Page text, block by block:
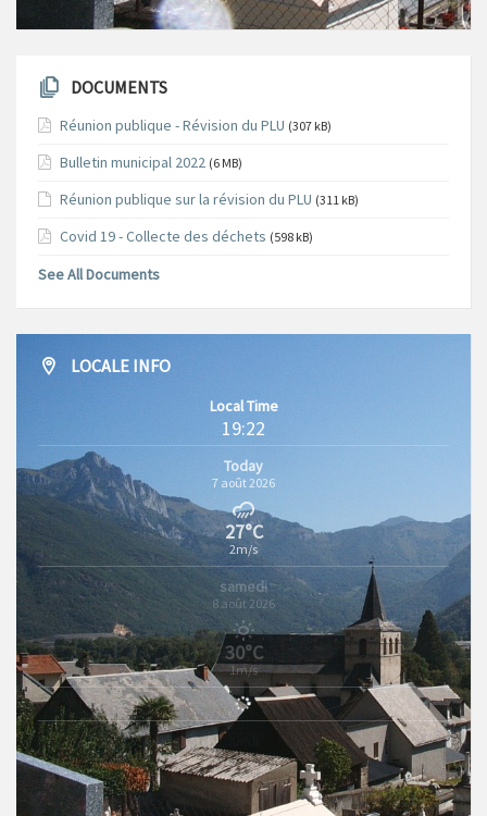
DOCUMENTS
Réunion publique - Révision du PLU (307 kB)
Bulletin municipal 2022 (6 MB)
Réunion publique sur la révision du PLU (311 kB)
Covid 19 - Collecte des déchets (598 kB)
See All Documents
LOCALE INFO
Local Time
19:22
Today
7 août 2026
27°C
2m/s
samedi
8 août 2026
30°C
1m/s
dimanche
9 août 2026
31°C
0m/s